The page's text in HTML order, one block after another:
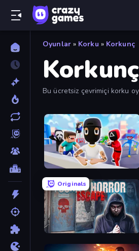
Oyunlar » Korku » Korkunç
Bu ücretsiz çevrimiçi korku
Originals
Scary Horror Escape Room